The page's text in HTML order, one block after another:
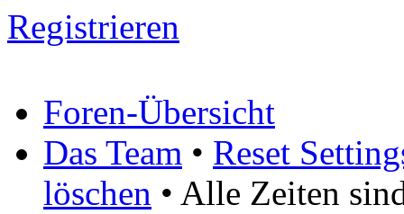
Registrieren
Foren-Übersicht
Das Team • Reset
löschen • Alle Zeiten